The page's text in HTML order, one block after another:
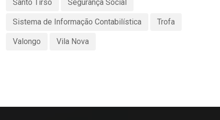
Santo Tirso Segurança Social
Sistema de Informação Contabilística Trofa
Valongo Vila Nova